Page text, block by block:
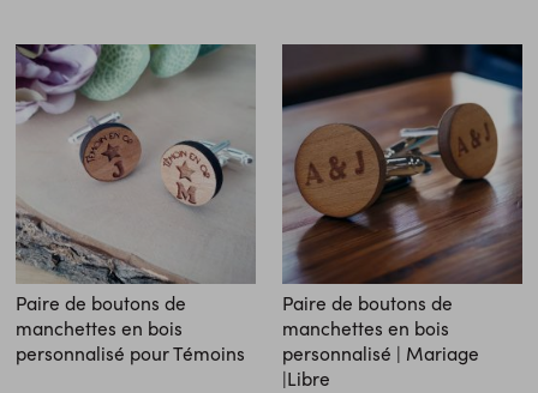
Paire de boutons de
manchettes en bois
personnalisé pour Témoins
Paire de boutons de
manchettes en bois
personnalisé | Mariage
|Libre